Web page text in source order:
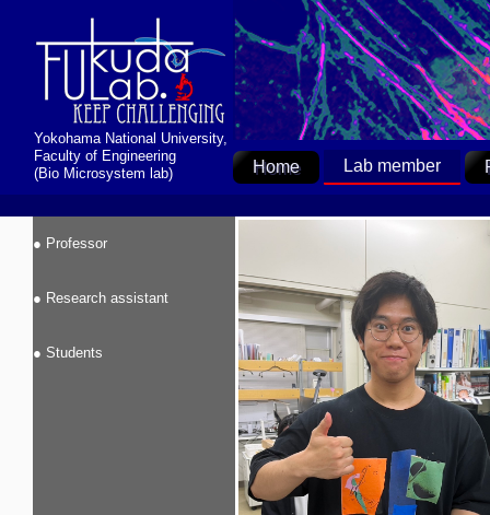
Yokohama National University,
Faculty of Engineering
(Bio Microsystem lab)
Home Lab member
● Professor
● Research assistant
● Students